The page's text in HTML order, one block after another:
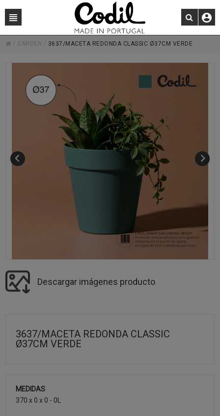
/ GARDEN / 3637/MACETA REDONDA CLASSIC Ø37CM VERDE
Descargar imágenes producto
3637/MACETA REDONDA CLASSIC
Ø37CM VERDE
MEDIDAS
370 x 0 x 0 - 0L